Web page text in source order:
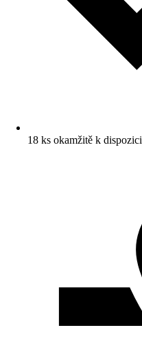
18 ks okamžitě k dispozici